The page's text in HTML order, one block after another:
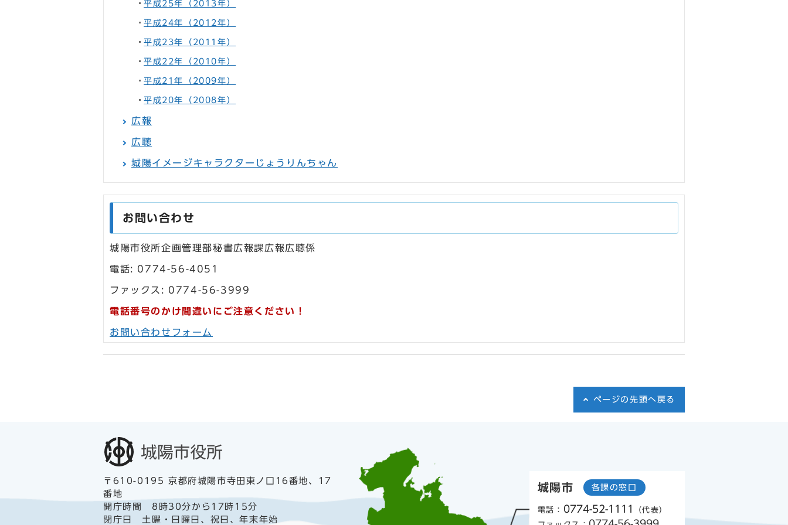
平成25年（2013年）
平成24年（2012年）
平成23年（2011年）
平成22年（2010年）
平成21年（2009年）
平成20年（2008年）
広報
広聴
城陽イメージキャラクターじょうりんちゃん
お問い合わせ
城陽市役所企画管理部秘書広報課広報広聴係
電話: 0774-56-4051
ファックス: 0774-56-3999
電話番号のかけ間違いにご注意ください！
お問い合わせフォーム
ページの先頭へ戻る
〒610-0195 京都府城陽市寺田東ノ口16番地、17
番地
開庁時間 8時30分から17時15分
閉庁日 土曜・日曜日、祝日、年末年始
城陽市 各課の窓口
電話： 0774-52-1111
（代表）